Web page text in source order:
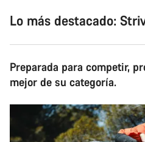
Lo más destacado:
Preparada para competir,
mejor de su categoría.